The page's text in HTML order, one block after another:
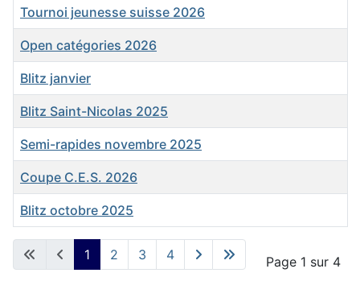
Articles
Tournoi jeunesse suisse 2026
Open catégories 2026
Blitz janvier
Blitz Saint-Nicolas 2025
Semi-rapides novembre 2025
Coupe C.E.S. 2026
Blitz octobre 2025
Page 1 sur 4
1 2 3 4